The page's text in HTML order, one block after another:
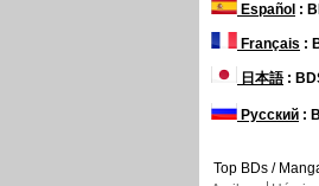
Español :
Français :
日本語:
Русский :
Top BDs /